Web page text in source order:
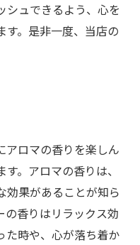
シュできるよう、心を
す。是非一度、当店の
アロマの香りを楽しん
。アロマの香りは、
効果があることが知ら
の香りはリラックス効
た時や、心が落ち着か